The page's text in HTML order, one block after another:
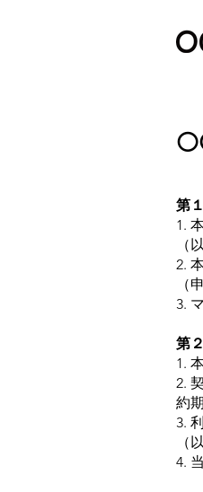
第
1.
（
2.
（
3.
第
1.
2.
約
3.
（
4.